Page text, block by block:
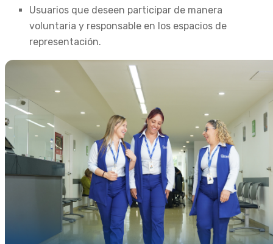
Usuarios que deseen participar de manera
voluntaria y responsable en los espacios de
representación.